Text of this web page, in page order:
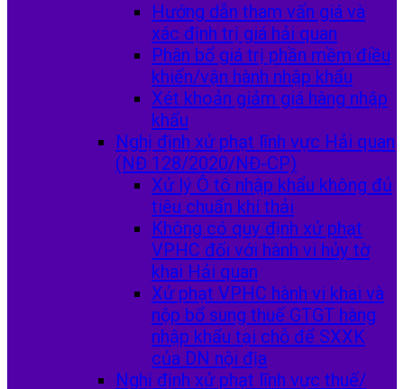
Hướng dẫn tham vấn giá và
xác định trị giá hải quan
Phân bổ giá trị phần mềm điều
khiển/vận hành nhập khẩu
Xét khoản giảm giá hàng nhập
khẩu
Nghị định xử phạt lĩnh vực Hải quan
(NĐ 128/2020/NĐ-CP)
Xử lý Ô tô nhập khẩu không đủ
tiêu chuẩn khí thải
Không có quy định xử phạt
VPHC đối với hành vi hủy tờ
khai Hải quan
Xử phạt VPHC hành vi khai và
nộp bổ sung thuế GTGT hàng
nhập khẩu tại chỗ để SXXK
của DN nội địa
Nghị định xử phạt lĩnh vực thuế/